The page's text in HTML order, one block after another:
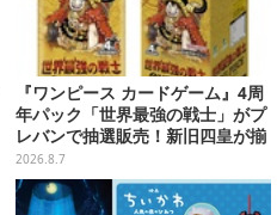
『ワンピース カードゲーム』4周
年パック「世界最強の戦士」がプ
レバンで抽選販売！新旧四皇が揃
い踏み、刃牙作者が描く「カイド
ウ」も
2026.8.7